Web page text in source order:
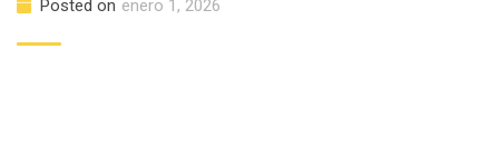
Posted on enero 1, 2026